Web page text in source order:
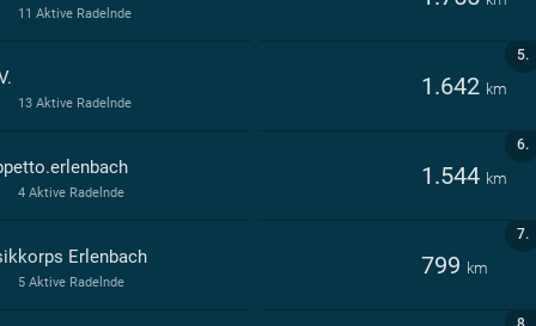
11 Aktive Radelnde
5.
1.642 km
13 Aktive Radelnde
6.
1.544 km
4 Aktive Radelnde
7.
Erlenbach 799 km
5 Aktive Radelnde